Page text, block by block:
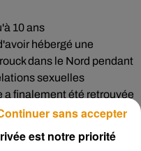
10 ans
hébergé une
dans le Nord pendant
sexuelles
a finalement été retrouvée
sa famille. Selonla
mineure en fugue,
est notre priorité
sans accepter